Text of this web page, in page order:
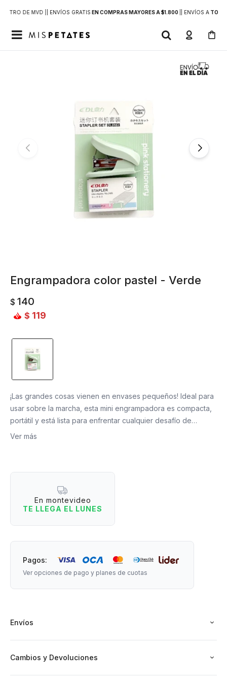
DE MVD | | ENVÍOS GRATIS EN COMPRAS MAYORES A $1.800 | ENVÍOS ATODO

Engrampadora color pastel - Verde
$ 140
$ 119
¡Las grandes cosas vienen en envases pequeños! Ideal para
usar sobre la marcha, esta mini engrampadora es compacta,
portátil y está lista para enfrentar cualquier desafío de
engrampado. A pesar de su tamaño, si divertido y moderno
Contenido: Mini engrapadora + 400 ganchos 24/6.
Ver más
En montevideo
TE LLEGA EL LUNES
Pagos:
Ver opciones de pago y planes de cuotas
Envíos
Cambios y Devoluciones